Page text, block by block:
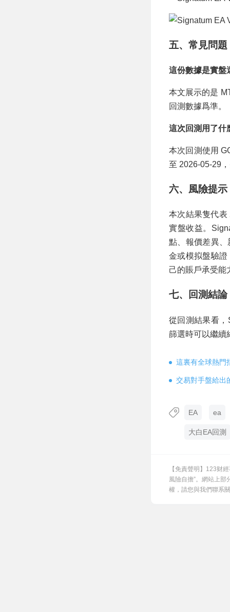
五、常見問題
這份數據是實盤
本文展示的是
回測數據爲準。
這次回測用了什
本次回測使用
至 2026-05-29
六、風險提示
本次結果隻代表
實盤收益。
點、報價差異
金或模拟盤驗
己的賬戶承受能
七、回測結論
從回測結果看
篩選時可以繼續
這裏有全球熱門
交易對手盤給出
EA ea
大白EA回測
【免責聲明】123财
風險自擔”。網站上
權，請您與我們聯系